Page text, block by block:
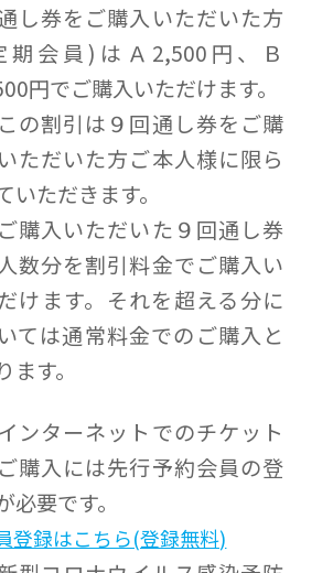
し券をご購入いただいた方
期会員)はＡ2,500円、Ｂ
円でご購入いただけます。
の割引は９回通し券をご購
ただいた方ご本人様に限ら
いただきます。
購入いただいた９回通し券
数分を割引料金でご購入い
けます。それを超える分に
ては通常料金でのご購入と
ます。
ンターネットでのチケット
購入には先行予約会員の登
必要です。
登録はこちら(登録無料)